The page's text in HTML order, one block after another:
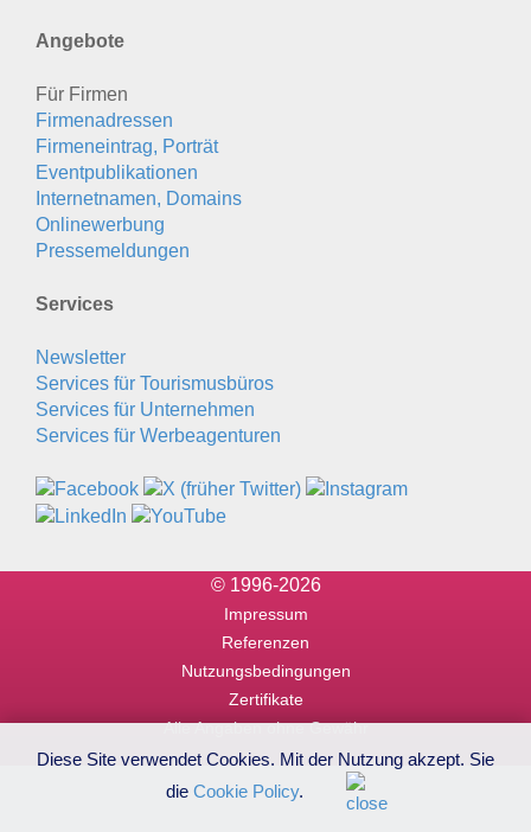
Angebote
Für Firmen
Firmenadressen
Firmeneintrag, Porträt
Eventpublikationen
Internetnamen, Domains
Onlinewerbung
Pressemeldungen
Services
Newsletter
Services für Tourismusbüros
Services für Unternehmen
Services für Werbeagenturen
© 1996-2026
Impressum
Referenzen
Nutzungsbedingungen
Zertifikate
Alle Angaben ohne Gewähr
Diese Site verwendet Cookies. Mit der Nutzung akzept. Sie
die Cookie Policy.